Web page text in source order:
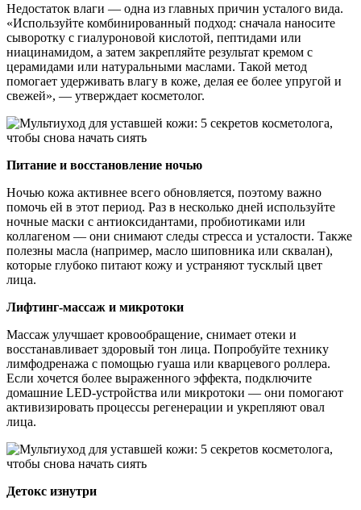
Недостаток влаги — одна из главных причин усталого вида.
«Используйте комбинированный подход: сначала наносите
сыворотку с гиалуроновой кислотой, пептидами или
ниацинамидом, а затем закрепляйте результат кремом с
церамидами или натуральными маслами. Такой метод
помогает удерживать влагу в коже, делая ее более упругой и
свежей», — утверждает косметолог.
Питание и восстановление ночью
Ночью кожа активнее всего обновляется, поэтому важно
помочь ей в этот период. Раз в несколько дней используйте
ночные маски с антиоксидантами, пробиотиками или
коллагеном — они снимают следы стресса и усталости. Также
полезны масла (например, масло шиповника или сквалан),
которые глубоко питают кожу и устраняют тусклый цвет
лица.
Лифтинг-массаж и микротоки
Массаж улучшает кровообращение, снимает отеки и
восстанавливает здоровый тон лица. Попробуйте технику
лимфодренажа с помощью гуаша или кварцевого роллера.
Если хочется более выраженного эффекта, подключите
домашние LED-устройства или микротоки — они помогают
активизировать процессы регенерации и укрепляют овал
лица.
Детокс изнутри